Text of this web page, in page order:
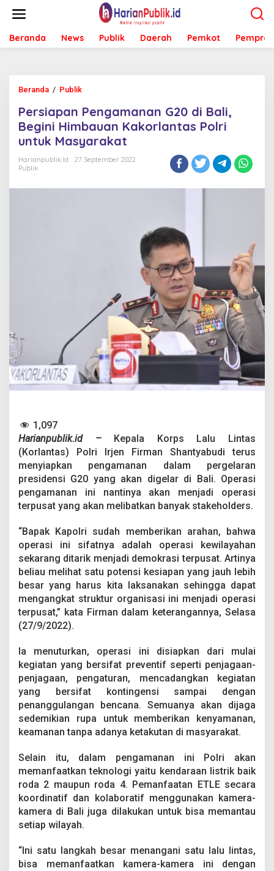
t
Beranda News Publik Daerah Pemkot Pemprov
Beranda / Publik
r
s
i
a
p
P
d
a
l
i
i
n
H
m
b
u
a
K
a
k
o
l
t
P
o
l
r
i
u
t
u
k
M
s
y
r
a
Persiapan Pengamanan G20 di Bali,
Begini Himbauan Kakorlantas Polri
untuk Masyarakat
Harianpublik.id
27 September 2022
Publik
1,097
Harianpublik.id –
Kepala Korps Lalu Lintas
(Korlantas) Polri Irjen Firman Shantyabudi terus
menyiapkan pengamanan dalam pergelaran
presidensi G20 yang akan digelar di Bali. Operasi
pengamanan ini nantinya akan menjadi operasi
terpusat yang akan melibatkan banyak stakeholders.
“Bapak Kapolri sudah memberikan arahan, bahwa
operasi ini sifatnya adalah operasi kewilayahan
sekarang ditarik menjadi demokrasi terpusat. Artinya
beliau melihat satu potensi kesiapan yang jauh lebih
besar yang harus kita laksanakan sehingga dapat
mengangkat struktur organisasi ini menjadi operasi
terpusat,” kata Firman dalam keterangannya, Selasa
(27/9/2022).
Ia menuturkan, operasi ini disiapkan dari mulai
kegiatan yang bersifat preventif seperti penjagaan-
penjagaan, pengaturan, mencadangkan kegiatan
yang bersifat kontingensi sampai dengan
penanggulangan bencana. Semuanya akan dijaga
sedemikian rupa untuk memberikan kenyamanan,
keamanan tanpa adanya ketakutan di masyarakat.
Selain itu, dalam pengamanan ini Polri akan
memanfaatkan teknologi yaitu kendaraan listrik baik
roda 2 maupun roda 4. Pemanfaatan ETLE secara
koordinatif dan kolaboratif menggunakan kamera-
kamera di Bali juga dilakukan untuk bisa memantau
setiap wilayah.
“Ini satu langkah besar menangani satu lalu lintas,
bisa memanfaatkan kamera-kamera ini dengan